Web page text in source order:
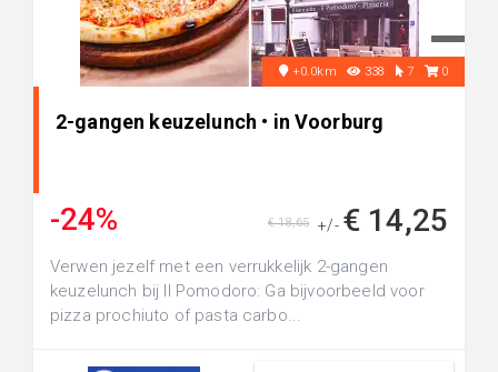
+0.0km 338 7 0
2-gangen keuzelunch • in Voorburg
-24% +/- € 14,25
€ 18,65
Verwen jezelf met een verrukkelijk 2-gangen
keuzelunch bij Il Pomodoro: Ga bijvoorbeeld voor
pizza prochiuto of pasta carbo...